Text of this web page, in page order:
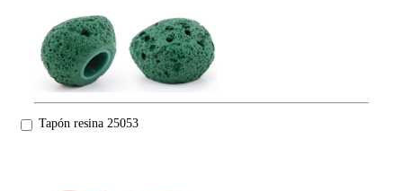
Tapón resina 25053